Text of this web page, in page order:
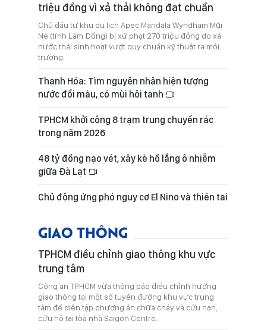
triệu đồng vì xả thải không đạt chuẩn
Chủ đầu tư khu du lịch Apec Mandala Wyndham Mũi
Né (tỉnh Lâm Đồng) bị xử phạt 270 triệu đồng do xả
nước thải sinh hoạt vượt quy chuẩn kỹ thuật ra môi
trường.
Thanh Hóa: Tìm nguyên nhân hiện tượng
nước đổi màu, có mùi hôi tanh
TPHCM khởi công 8 trạm trung chuyển rác
trong năm 2026
48 tỷ đồng nạo vét, xây kè hồ lắng ô nhiễm
giữa Đà Lạt
Chủ động ứng phó nguy cơ El Nino và thiên tai
GIAO THÔNG
TPHCM điều chỉnh giao thông khu vực
trung tâm
Công an TPHCM vừa thông báo điều chỉnh hướng
giao thông tại một số tuyến đường khu vực trung
tâm để diễn tập phương án chữa cháy và cứu nạn,
cứu hộ tại tòa nhà Saigon Centre.